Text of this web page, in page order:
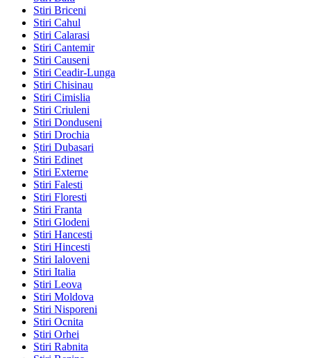
Stiri Briceni
Stiri Cahul
Stiri Calarasi
Stiri Cantemir
Stiri Causeni
Stiri Ceadir-Lunga
Stiri Chisinau
Stiri Cimislia
Stiri Criuleni
Stiri Donduseni
Stiri Drochia
Știri Dubasari
Stiri Edinet
Stiri Externe
Stiri Falesti
Stiri Floresti
Stiri Franta
Stiri Glodeni
Stiri Hancesti
Stiri Hincesti
Stiri Ialoveni
Stiri Italia
Stiri Leova
Stiri Moldova
Stiri Nisporeni
Stiri Ocnita
Stiri Orhei
Stiri Rabnita